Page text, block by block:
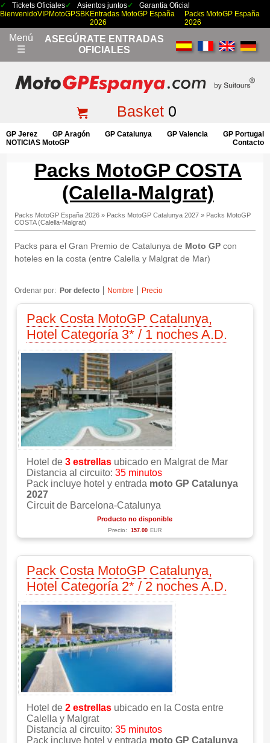
Tickets Oficiales Asientos juntos
Garantía Oficial
BienvenidoVIPMotoGPSBKEntradas MotoGP España
2026
Packs MotoGP España
2026
Menú
☰
ASEGÚRATE ENTRADAS
OFICIALES
Basket0
GP Jerez GP Aragón GP Catalunya GP Valencia
GP Portugal
NOTICIAS MotoGP
Contacto
Packs MotoGP COSTA
(Calella-Malgrat)
Packs MotoGP España 2026» Packs MotoGP Catalunya 2027» Packs MotoGP
COSTA (Calella-Malgrat)
Packs para el Gran Premio de Catalunya de Moto GPcon
hoteles en la costa (entre Calella y Malgrat de Mar)
Ordenar por: Por defecto Nombre Precio
Pack Costa MotoGP Catalunya,
Hotel Categoría 3* / 1 noches A.D.
Hotel de 3estrellasubicado en Malgrat de Mar
Distancia al circuito: 35 minutos
Pack incluye hotel y entrada moto GP Catalunya
2027
Circuit de Barcelona-Catalunya
Producto no disponible
Precio: 157.00 EUR
Pack Costa MotoGP Catalunya,
Hotel Categoría 2* / 2 noches A.D.
Hotel de 2 estrellasubicado en la Costa entre
Calella y Malgrat
Distancia al circuito: 35 minutos
Pack incluye hotel y entrada moto GP Catalunya